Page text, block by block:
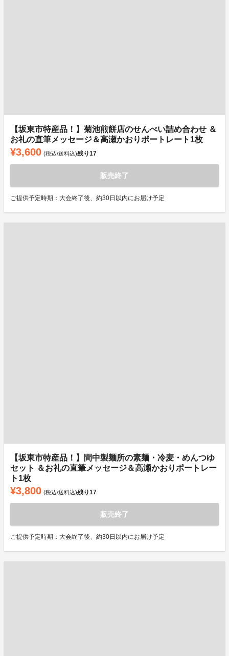
【坂東市特産品！】菊池煎餅店のせんべい詰め合わせ ＆
お礼の直筆メッセージ＆高瀬かおりポートレート1枚
¥3,600 (税込/送料込)残り17
販売終了
ご提供予定時期：大会終了後、約30日以内にお届け予定
【坂東市特産品！】間中製麺所の素麺・冷麦・めんつゆ
セット ＆お礼の直筆メッセージ＆高瀬かおりポートレー
ト1枚
¥3,800 (税込/送料込)残り17
販売終了
ご提供予定時期：大会終了後、約30日以内にお届け予定